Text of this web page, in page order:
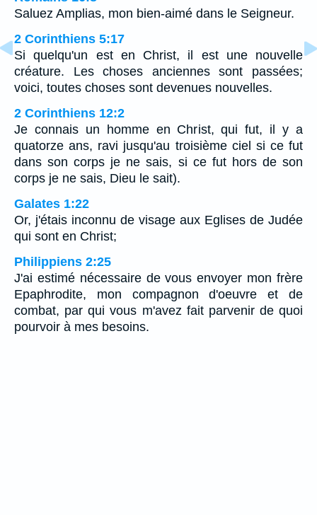
Saluez Amplias, mon bien-aimé dans le Seigneur.
2 Corinthiens 5:17
Si quelqu'un est en Christ, il est une nouvelle
créature. Les choses anciennes sont passées;
voici, toutes choses sont devenues nouvelles.
2 Corinthiens 12:2
Je connais un homme en Christ, qui fut, il y a
quatorze ans, ravi jusqu'au troisième ciel si ce fut
dans son corps je ne sais, si ce fut hors de son
corps je ne sais, Dieu le sait).
Galates 1:22
Or, j'étais inconnu de visage aux Eglises de Judée
qui sont en Christ;
Philippiens 2:25
J'ai estimé nécessaire de vous envoyer mon frère
Epaphrodite, mon compagnon d'oeuvre et de
combat, par qui vous m'avez fait parvenir de quoi
pourvoir à mes besoins.